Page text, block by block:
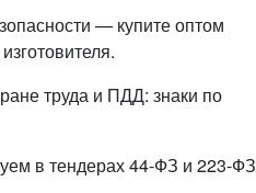
— купите оптом
труда и ПДД: знаки по
в тендерах 44-ФЗ и 223-ФЗ